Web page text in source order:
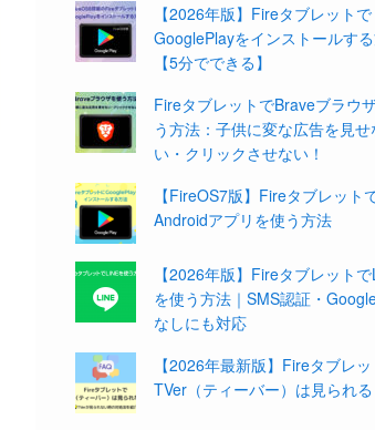
【2026年版】Fireタブレットで
GooglePlayをインストールす
【5分でできる】
FireタブレットでBraveブラウ
う方法：子供に変な広告を見せ
い・クリックさせない！
【FireOS7版】Fireタブレット
Androidアプリを使う方法
【2026年版】Fireタブレット
を使う方法｜SMS認証・
なしにも対応
【2026年最新版】Fireタブレ
TVer（ティーバー）は見られる